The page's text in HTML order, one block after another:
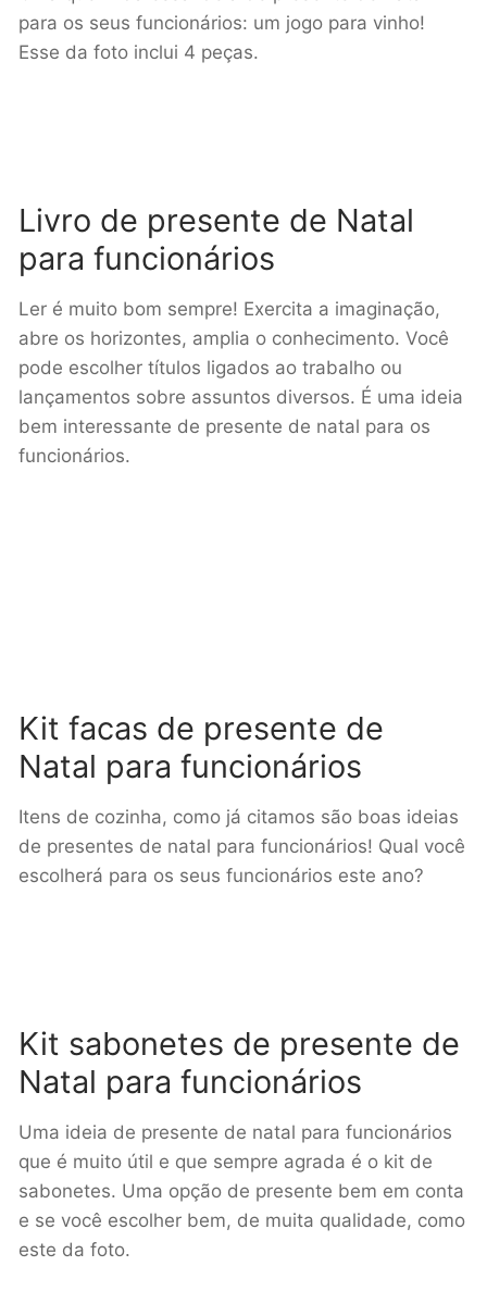
para os seus funcionários: um jogo para vinho!
Esse da foto inclui 4 peças.
Livro de presente de Natal
para funcionários
Ler é muito bom sempre! Exercita a imaginação,
abre os horizontes, amplia o conhecimento. Você
pode escolher títulos ligados ao trabalho ou
lançamentos sobre assuntos diversos. É uma ideia
bem interessante de presente de natal para os
funcionários.
Kit facas de presente de
Natal para funcionários
Itens de cozinha, como já citamos são boas ideias
de presentes de natal para funcionários! Qual você
escolherá para os seus funcionários este ano?
Kit sabonetes de presente de
Natal para funcionários
Uma ideia de presente de natal para funcionários
que é muito útil e que sempre agrada é o kit de
sabonetes. Uma opção de presente bem em conta
e se você escolher bem, de muita qualidade, como
este da foto.